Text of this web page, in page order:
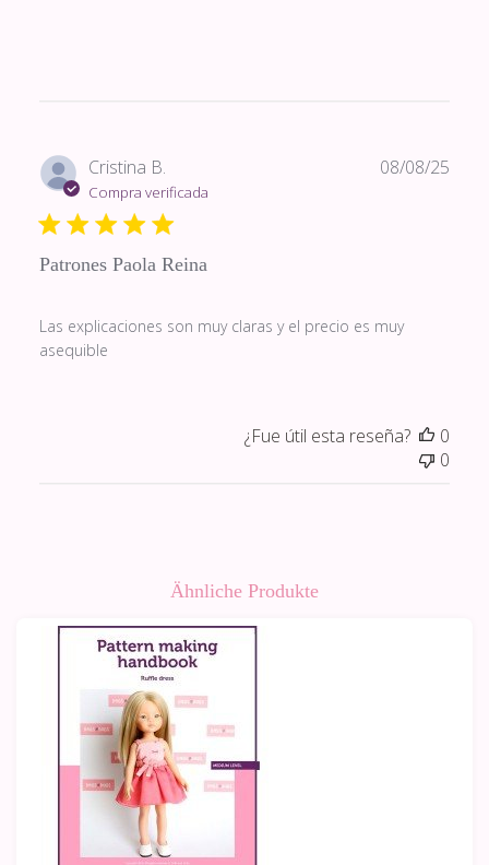
Cristina B.
Compra verificada
Patrones Paola Reina
Las explicaciones son muy claras y el precio es muy
asequible
08/08/25
¿Fue útil esta reseña?
0
0
Ähnliche Produkte